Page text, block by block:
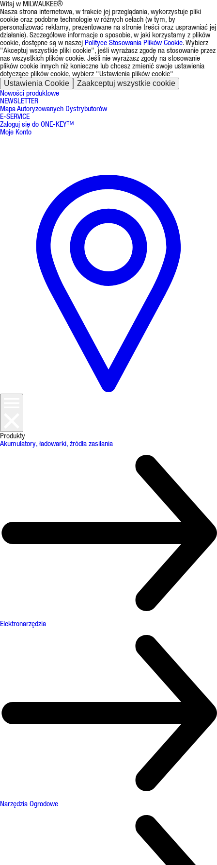
Witaj w MILWAUKEE®
Nasza strona internetowa, w trakcie jej przeglądania, wykorzystuje pliki
cookie oraz podobne technologie w różnych celach (w tym, by
personalizować reklamy, prezentowane na stronie treści oraz usprawniać jej
działanie). Szczegółowe informacje o sposobie, w jaki korzystamy z plików
cookie, dostępne są w naszej Polityce Stosowania Plików Cookie. Wybierz
"Akceptuj wszystkie pliki cookie", jeśli wyrażasz zgodę na stosowanie przez
nas wszystkich plików cookie. Jeśli nie wyrażasz zgody na stosowanie
plików cookie innych niż konieczne lub chcesz zmienić swoje ustawienia
dotyczące plików cookie, wybierz "Ustawienia plików cookie"
Ustawienia Cookie Zaakceptuj wszystkie cookie
Nowości produktowe
NEWSLETTER
Mapa Autoryzowanych Dystrybutorów
E-SERVICE
Zaloguj się do ONE-KEY™
Moje Konto
Produkty
Akumulatory, ładowarki, źródła zasilania
Elektronarzędzia
Narzędzia Ogrodowe